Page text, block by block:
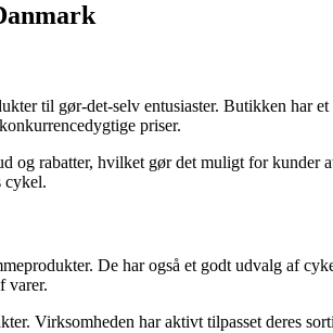
til gør-det-selv entusiaster. Butikken har
priser.
rabatter, hvilket gør det muligt for kunder
cykel.
De har også et godt udvalg af
varer.
Virksomheden har aktivt tilpasset deres